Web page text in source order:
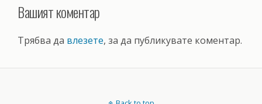
Вашият коментар
Трябва да влезете, за да публикувате коментар.